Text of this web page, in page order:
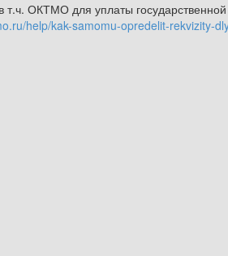
т.ч. ОКТМО для уплаты
help/kak-samomu-opredelit-rekvizity-